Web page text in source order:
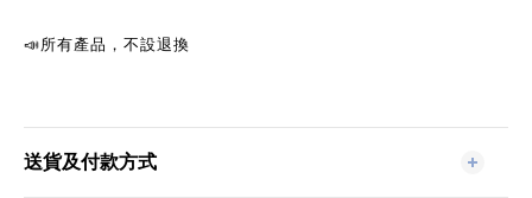
📣所有產品，不設退換
送貨及付款方式